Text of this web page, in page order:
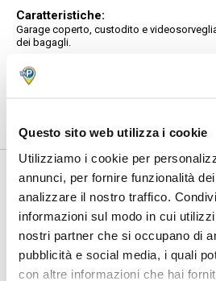
Questo sito web utilizza i cookie
Utilizziamo i cookie per
annunci, per fornire funzionalità
analizzare il nostro traffico.
informazioni sul modo in cui
nostri partner che si occupano di
pubblicità e social media, i quali
con altre informazioni che hai
Caratteristiche:
Garage coperto, custodito e
dei bagagli.
Posizione:
Troverai indirizzo e numeri telefonici del
Informazioni su Parking
🅿️ Caratteristiche:
🔧 Servizi aggiuntivi: